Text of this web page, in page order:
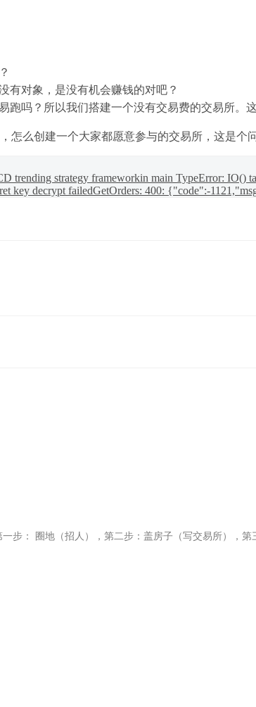
有对象，是没有机会赚钱的对吧？
吗？所以我们搭建一个没有交易费的交易所。
么创建一个大家都愿意参与的交易所，这是个问
trending strategy frameworkin main TypeError: IO()
key decrypt failedGetOrders: 400: {"code":-
步： 圈地（招人），第二步：盖房子（写交易所），